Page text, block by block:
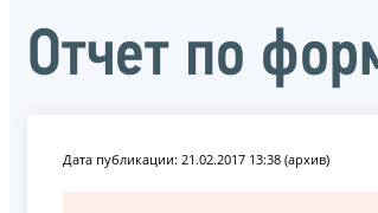
Oтчет по
Дата публикации: 21.02.2017 13:38 (архив)